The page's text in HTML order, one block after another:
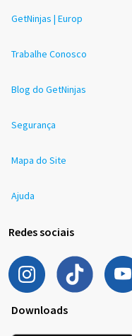
GetNinjas | Europ
Trabalhe Conosco
Blog do GetNinjas
Segurança
Mapa do Site
Ajuda
Redes sociais
Downloads